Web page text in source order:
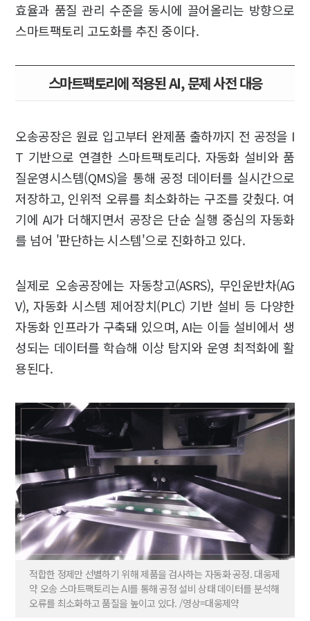
효율과 품질 관리 수준을 동시에 끌어올리는 방향으로
스마트팩토리 고도화를 추진 중이다.
스마트팩토리에 적용된 AI, 문제 사전 대응
오송공장은 원료 입고부터 완제품 출하까지 전 공정을 I
T 기반으로 연결한 스마트팩토리다. 자동화 설비와 품
질운영시스템(QMS)을 통해 공정 데이터를 실시간으로
저장하고, 인위적 오류를 최소화하는 구조를 갖췄다. 여
기에 AI가 더해지면서 공장은 단순 실행 중심의 자동화
를 넘어 '판단하는 시스템'으로 진화하고 있다.
실제로 오송공장에는 자동창고(ASRS), 무인운반차(AG
V), 자동화 시스템 제어장치(PLC) 기반 설비 등 다양한
자동화 인프라가 구축돼 있으며, AI는 이들 설비에서 생
성되는 데이터를 학습해 이상 탐지와 운영 최적화에 활
용된다.
적합한 정제만 선별하기 위해 제품을 검사하는 자동화 공정. 대웅제
약 오송 스마트팩토리는 AI를 통해 공정 설비 상태 데이터를 분석해
오류를 최소화하고 품질을 높이고 있다. /영상=대웅제약